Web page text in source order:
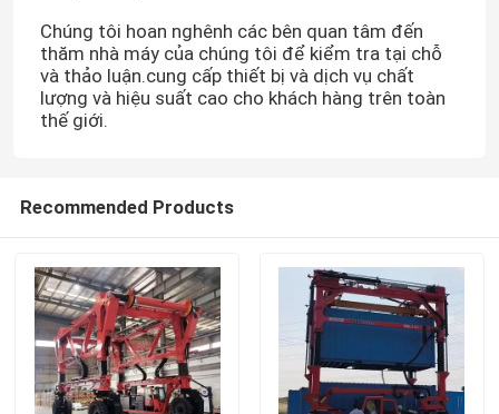
Chúng tôi hoan nghênh các bên quan tâm đến
thăm nhà máy của chúng tôi để kiểm tra tại chỗ
và thảo luận.cung cấp thiết bị và dịch vụ chất
lượng và hiệu suất cao cho khách hàng trên toàn
thế giới.
Recommended Products